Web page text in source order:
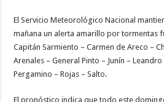
El Servicio Meteorológico Nacional
mañana un alerta amarillo por tormentas
Capitán Sarmiento – Carmen de Areco –
Arenales – General Pinto – Junín –
Pergamino – Rojas – Salto.
El pronóstico indica que todo este